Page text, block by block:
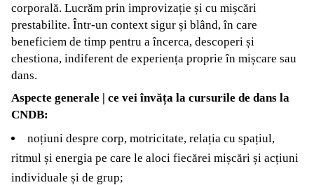
corporală. Lucrăm prin improvizație și cu mișcări
prestabilite. Într-un context sigur și blând, în care
beneficiem de timp pentru a încerca, descoperi și
chestiona, indiferent de experiența proprie în mișcare sau
dans.
Aspecte generale | ce vei învăța la cursurile de dans la
CNDB:
noțiuni despre corp, motricitate, relația cu spațiul,
ritmul și energia pe care le aloci fiecărei mișcări și acțiuni
individuale și de grup;